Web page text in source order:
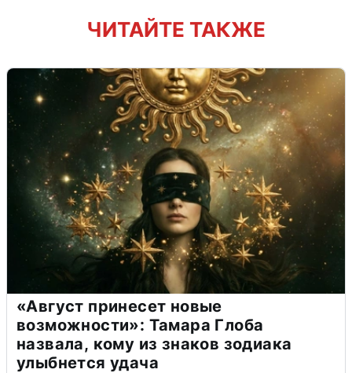
ЧИТАЙТЕ ТАКЖЕ
«Август принесет новые
возможности»: Тамара Глоба
назвала, кому из знаков зодиака
улыбнется удача